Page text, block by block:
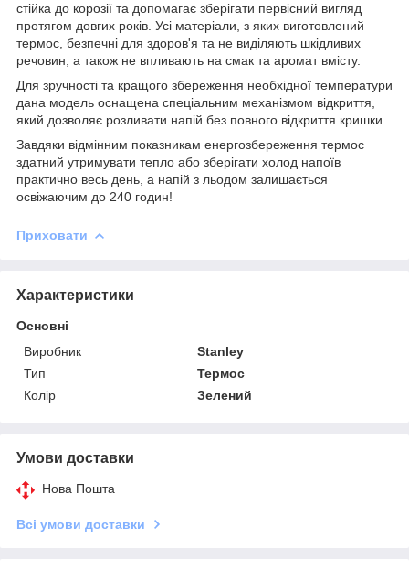
стійка до корозії та допомагає зберігати первісний вигляд
протягом довгих років. Усі матеріали, з яких виготовлений
термос, безпечні для здоров'я та не виділяють шкідливих
речовин, а також не впливають на смак та аромат вмісту.
Для зручності та кращого збереження необхідної температури
дана модель оснащена спеціальним механізмом відкриття,
який дозволяє розливати напій без повного відкриття кришки.
Завдяки відмінним показникам енергозбереження термос
здатний утримувати тепло або зберігати холод напоїв
практично весь день, а напій з льодом залишається
освіжаючим до 240 годин!
Приховати
Характеристики
Основні
Виробник
Stanley
Тип
Термос
Колір
Зелений
Умови доставки
Нова Пошта
Всі умови доставки